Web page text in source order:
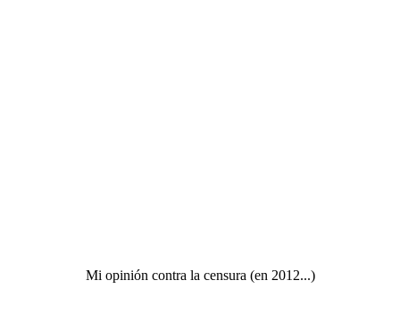
Mi opinión contra la censura (en 2012...)